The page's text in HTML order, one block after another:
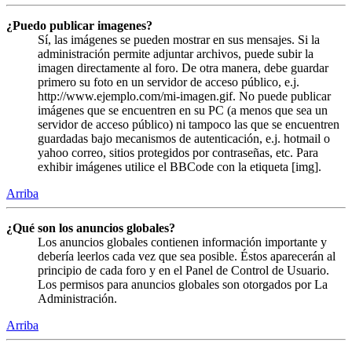
¿Puedo publicar imagenes?
Sí, las imágenes se pueden mostrar en sus mensajes. Si la
administración permite adjuntar archivos, puede subir la
imagen directamente al foro. De otra manera, debe guardar
primero su foto en un servidor de acceso público, e.j.
http://www.ejemplo.com/mi-imagen.gif. No puede publicar
imágenes que se encuentren en su PC (a menos que sea un
servidor de acceso público) ni tampoco las que se encuentren
guardadas bajo mecanismos de autenticación, e.j. hotmail o
yahoo correo, sitios protegidos por contraseñas, etc. Para
exhibir imágenes utilice el BBCode con la etiqueta [img].
Arriba
¿Qué son los anuncios globales?
Los anuncios globales contienen información importante y
debería leerlos cada vez que sea posible. Éstos aparecerán al
principio de cada foro y en el Panel de Control de Usuario.
Los permisos para anuncios globales son otorgados por La
Administración.
Arriba